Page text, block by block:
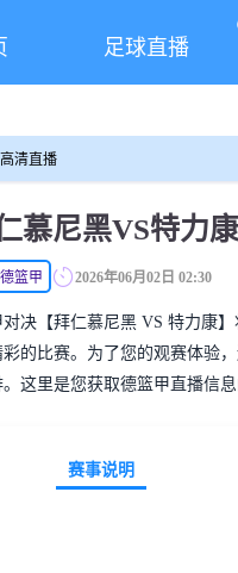
足球直播
清直播
慕尼黑VS特力康
德篮甲 2026年06月02日 02:30
决【拜仁慕尼黑 VS 特力康
的比赛。为了您的观赛体验
这里是您获取德篮甲直播信息
赛事说明